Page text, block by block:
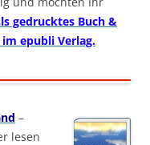
gedrucktes Buch &
epubli Verlag.
–
lesen